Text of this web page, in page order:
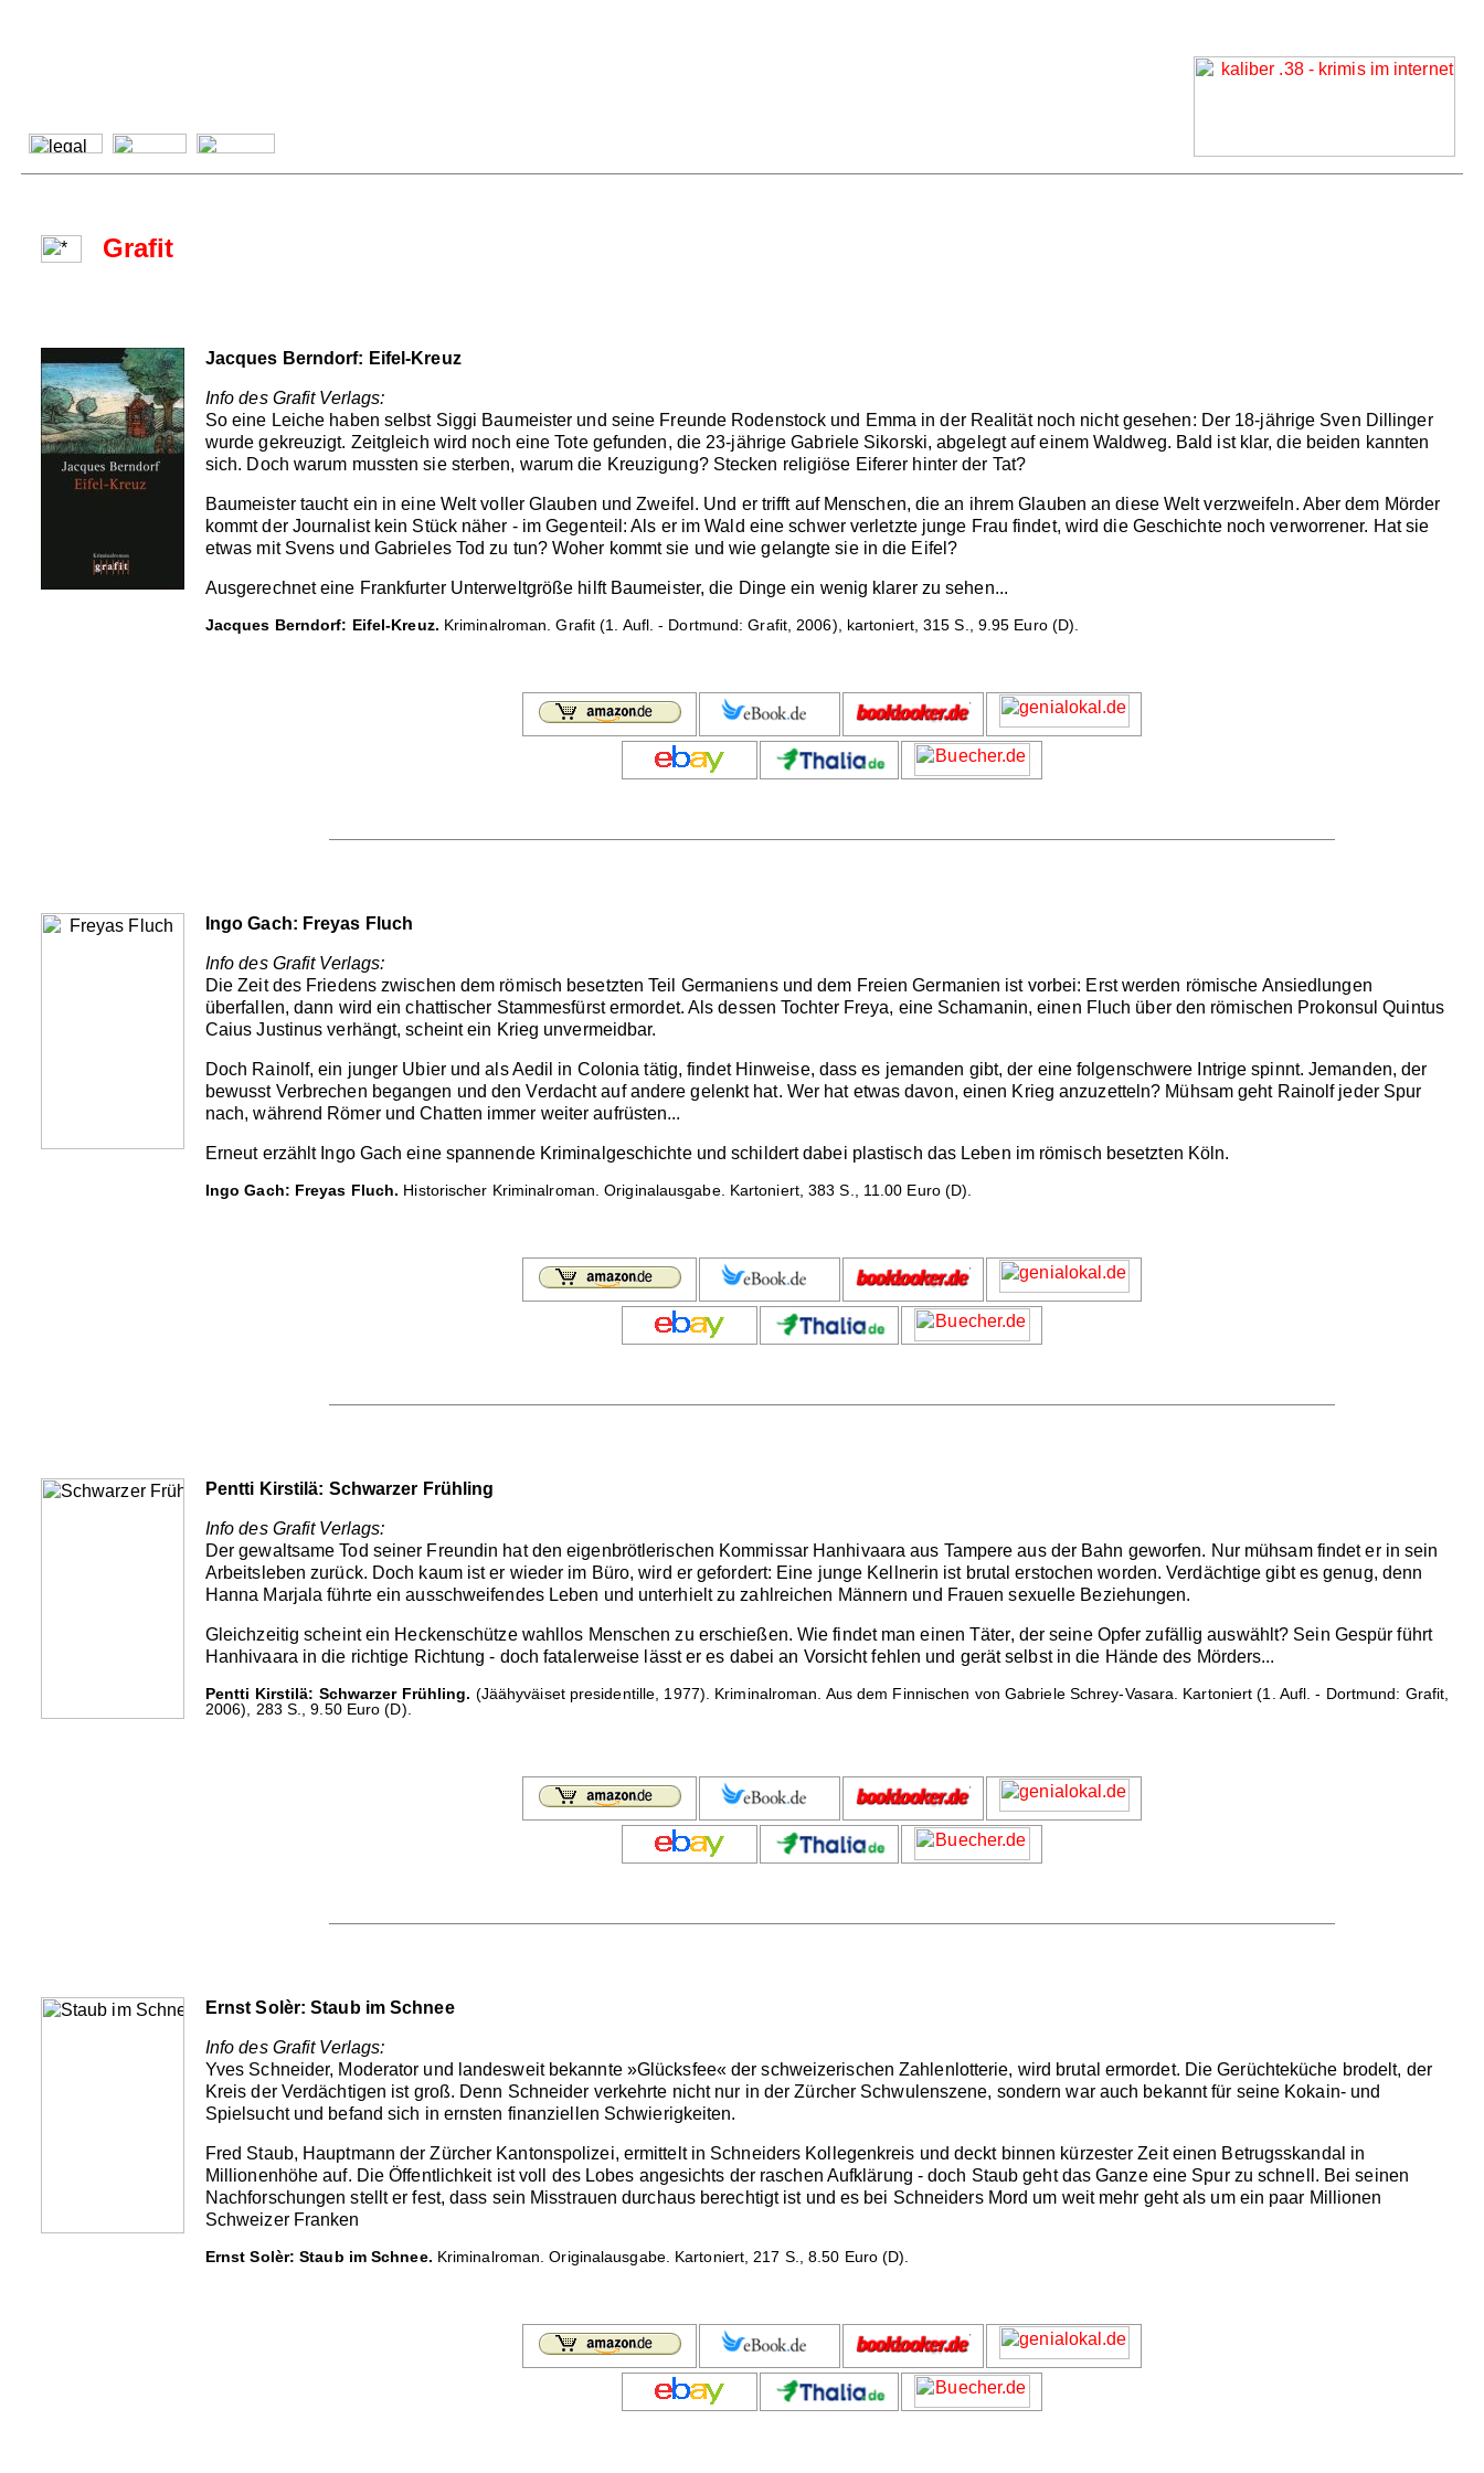
Grafit
Jacques Berndorf: Eifel-Kreuz
Info des Grafit Verlags:
So eine Leiche haben selbst Siggi Baumeister und seine Freunde Rodenstock und Emma in der Realität noch nicht gesehen: Der 18-jährige Sven Dillinger
wurde gekreuzigt. Zeitgleich wird noch eine Tote gefunden, die 23-jährige Gabriele Sikorski, abgelegt auf einem Waldweg. Bald ist klar, die beiden kannten
sich. Doch warum mussten sie sterben, warum die Kreuzigung? Stecken religiöse Eiferer hinter der Tat?
Baumeister taucht ein in eine Welt voller Glauben und Zweifel. Und er trifft auf Menschen, die an ihrem Glauben an diese Welt verzweifeln. Aber dem Mörder
kommt der Journalist kein Stück näher - im Gegenteil: Als er im Wald eine schwer verletzte junge Frau findet, wird die Geschichte noch verworrener. Hat sie
etwas mit Svens und Gabrieles Tod zu tun? Woher kommt sie und wie gelangte sie in die Eifel?
Ausgerechnet eine Frankfurter Unterweltgröße hilft Baumeister, die Dinge ein wenig klarer zu sehen...
Jacques Berndorf: Eifel-Kreuz. Kriminalroman. Grafit (1. Aufl. - Dortmund: Grafit, 2006), kartoniert, 315 S., 9.95 Euro (D).
Ingo Gach: Freyas Fluch
Info des Grafit Verlags:
Die Zeit des Friedens zwischen dem römisch besetzten Teil Germaniens und dem Freien Germanien ist vorbei: Erst werden römische Ansiedlungen
überfallen, dann wird ein chattischer Stammesfürst ermordet. Als dessen Tochter Freya, eine Schamanin, einen Fluch über den römischen Prokonsul Quintus
Caius Justinus verhängt, scheint ein Krieg unvermeidbar.
Doch Rainolf, ein junger Ubier und als Aedil in Colonia tätig, findet Hinweise, dass es jemanden gibt, der eine folgenschwere Intrige spinnt. Jemanden, der
bewusst Verbrechen begangen und den Verdacht auf andere gelenkt hat. Wer hat etwas davon, einen Krieg anzuzetteln? Mühsam geht Rainolf jeder Spur
nach, während Römer und Chatten immer weiter aufrüsten...
Erneut erzählt Ingo Gach eine spannende Kriminalgeschichte und schildert dabei plastisch das Leben im römisch besetzten Köln.
Ingo Gach: Freyas Fluch. Historischer Kriminalroman. Originalausgabe. Kartoniert, 383 S., 11.00 Euro (D).
Pentti Kirstilä: Schwarzer Frühling
Info des Grafit Verlags:
Der gewaltsame Tod seiner Freundin hat den eigenbrötlerischen Kommissar Hanhivaara aus Tampere aus der Bahn geworfen. Nur mühsam findet er in sein
Arbeitsleben zurück. Doch kaum ist er wieder im Büro, wird er gefordert: Eine junge Kellnerin ist brutal erstochen worden. Verdächtige gibt es genug, denn
Hanna Marjala führte ein ausschweifendes Leben und unterhielt zu zahlreichen Männern und Frauen sexuelle Beziehungen.
Gleichzeitig scheint ein Heckenschütze wahllos Menschen zu erschießen. Wie findet man einen Täter, der seine Opfer zufällig auswählt? Sein Gespür führt
Hanhivaara in die richtige Richtung - doch fatalerweise lässt er es dabei an Vorsicht fehlen und gerät selbst in die Hände des Mörders...
Pentti Kirstilä: Schwarzer Frühling. (Jäähyväiset presidentille, 1977). Kriminalroman. Aus dem Finnischen von Gabriele Schrey-Vasara. Kartoniert (1. Aufl. - Dortmund: Grafit,
2006), 283 S., 9.50 Euro (D).
Ernst Solèr: Staub im Schnee
Info des Grafit Verlags:
Yves Schneider, Moderator und landesweit bekannte »Glücksfee« der schweizerischen Zahlenlotterie, wird brutal ermordet. Die Gerüchteküche brodelt, der
Kreis der Verdächtigen ist groß. Denn Schneider verkehrte nicht nur in der Zürcher Schwulenszene, sondern war auch bekannt für seine Kokain- und
Spielsucht und befand sich in ernsten finanziellen Schwierigkeiten.
Fred Staub, Hauptmann der Zürcher Kantonspolizei, ermittelt in Schneiders Kollegenkreis und deckt binnen kürzester Zeit einen Betrugsskandal in
Millionenhöhe auf. Die Öffentlichkeit ist voll des Lobes angesichts der raschen Aufklärung - doch Staub geht das Ganze eine Spur zu schnell. Bei seinen
Nachforschungen stellt er fest, dass sein Misstrauen durchaus berechtigt ist und es bei Schneiders Mord um weit mehr geht als um ein paar Millionen
Schweizer Franken
Ernst Solèr: Staub im Schnee. Kriminalroman. Originalausgabe. Kartoniert, 217 S., 8.50 Euro (D).